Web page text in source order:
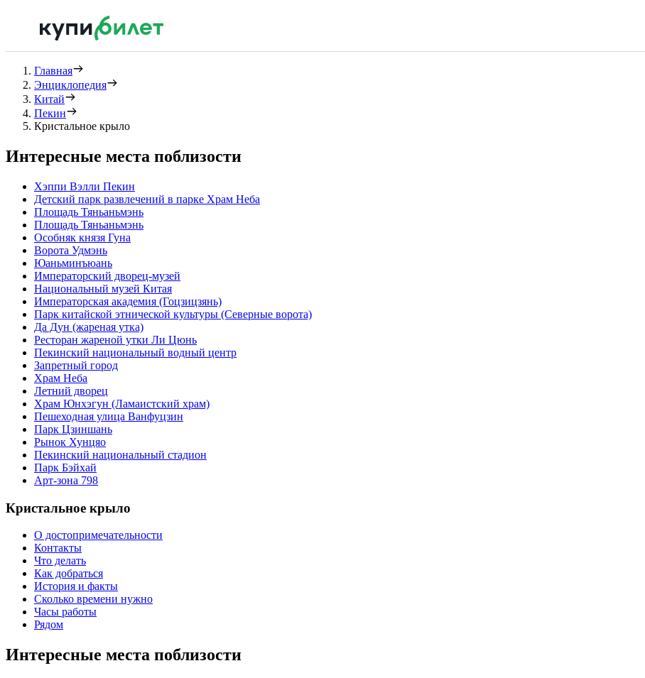
Главная
Энциклопедия
Китай
Пекин
Кристальное крыло
Интересные места поблизости
Хэппи Вэлли Пекин
Детский парк развлечений в парке Храм Неба
Площадь Тяньаньмэнь
Площадь Тяньаньмэнь
Особняк князя Гуна
Ворота Удмэнь
Юаньминъюань
Императорский дворец-музей
Национальный музей Китая
Императорская академия (Гоцзицзянь)
Парк китайской этнической культуры (Северные ворота)
Да Дун (жареная утка)
Ресторан жареной утки Ли Цюнь
Пекинский национальный водный центр
Запретный город
Храм Неба
Летний дворец
Храм Юнхэгун (Ламаистский храм)
Пешеходная улица Ванфуцзин
Парк Цзиншань
Рынок Хунцяо
Пекинский национальный стадион
Парк Бэйхай
Арт-зона 798
Кристальное крыло
О достопримечательности
Контакты
Что делать
Как добраться
История и факты
Сколько времени нужно
Часы работы
Рядом
Интересные места поблизости